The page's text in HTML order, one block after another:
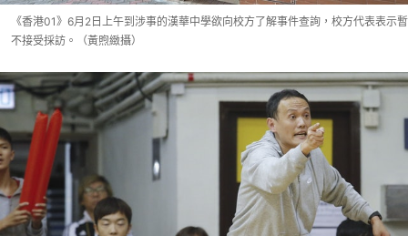
《香港01》6月2日上午到涉事的漢華中學欲向校方了解事件查詢，校方代表表示暫
不接受採訪。（黃煦緻攝）